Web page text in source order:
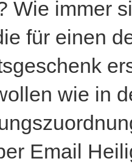
Wie immer
für einen
wie in
Email